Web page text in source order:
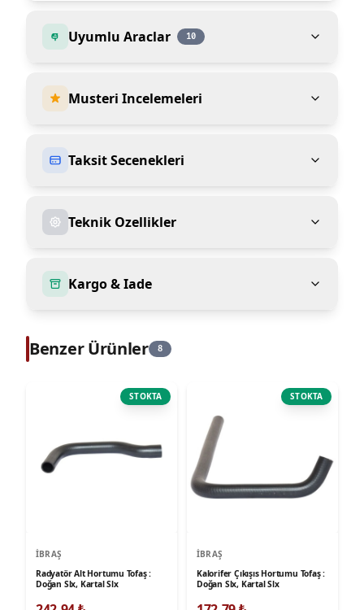
Uyumlu Araclar 10
Musteri Incelemeleri
Taksit Secenekleri
Teknik Ozellikler
Kargo & Iade
Benzer Ürünler 8
STOKTA
İBRAŞ
Radyatör Alt Hortumu Tofaş :
Doğan Slx, Kartal Slx
STOKTA
İBRAŞ
Kalorifer Çıkışıs Hortumu Tofaş :
Doğan Slx, Kartal Slx